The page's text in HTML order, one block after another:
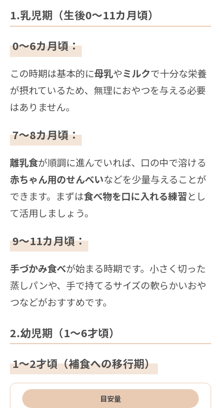
1.乳児期（生後0～11カ月頃）
0～6カ月頃：
この時期は基本的に母乳やミルクで十分な栄養
が摂れているため、無理におやつを与える必要
はありません。
7～8カ月頃：
離乳食が順調に進んでいれば、口の中で溶ける
赤ちゃん用のせんべいなどを少量与えることが
できます。まずは食べ物を口に入れる練習とし
て活用しましょう。
9～11カ月頃：
手づかみ食べが始まる時期です。小さく切った
蒸しパンや、手で持てるサイズの軟らかいおや
つなどがおすすめです。
2.幼児期（1～6才頃）
1～2才頃（補食への移行期）
目安量